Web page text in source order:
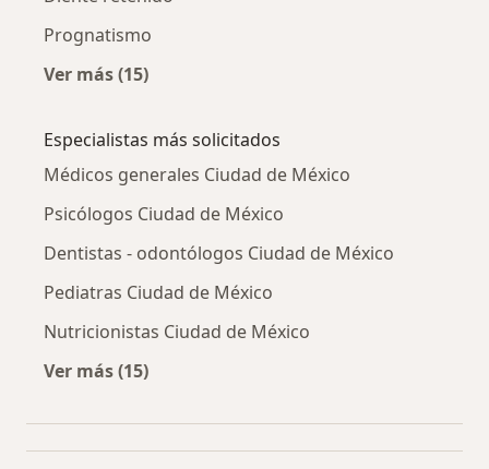
Prognatismo
Ver más (15)
Especialistas más solicitados
Médicos generales Ciudad de México
Psicólogos Ciudad de México
Dentistas - odontólogos Ciudad de México
Pediatras Ciudad de México
Nutricionistas Ciudad de México
Ver más (15)